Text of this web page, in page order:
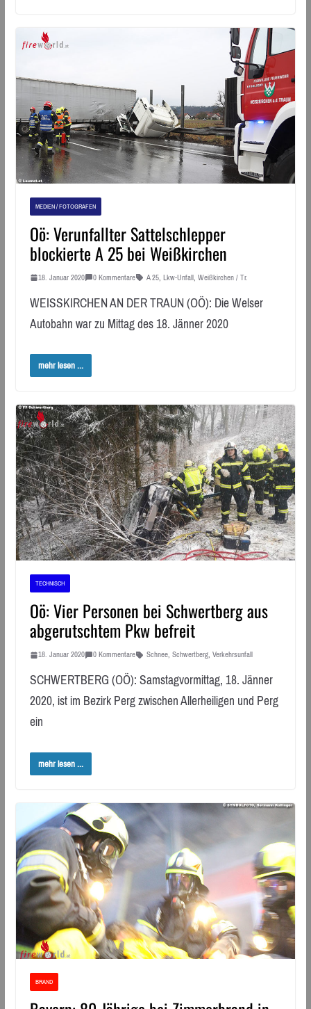
MEDIEN / FOTOGRAFEN
Oö: Verunfallter Sattelschlepper
blockierte A 25 bei Weißkirchen
18. Januar 2020 0 Kommentare A 25, Lkw-Unfall, Weißkirchen / Tr.
WEISSKIRCHEN AN DER TRAUN (OÖ): Die Welser
Autobahn war zu Mittag des 18. Jänner 2020
mehr lesen ...
TECHNISCH
Oö: Vier Personen bei Schwertberg aus
abgerutschtem Pkw befreit
18. Januar 2020 0 Kommentare Schnee, Schwertberg, Verkehrsunfall
SCHWERTBERG (OÖ): Samstagvormittag, 18. Jänner
2020, ist im Bezirk Perg zwischen Allerheiligen und Perg
ein
mehr lesen ...
BRAND